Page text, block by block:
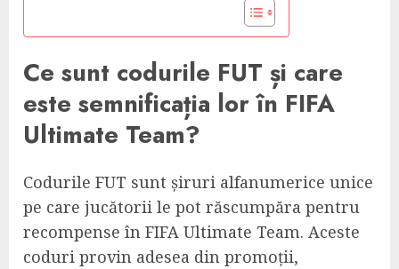
Ce sunt codurile FUT și care
este semnificația lor în FIFA
Ultimate Team?
Codurile FUT sunt șiruri alfanumerice unice
pe care jucătorii le pot răscumpăra pentru
recompense în FIFA Ultimate Team. Aceste
coduri provin adesea din promoții,